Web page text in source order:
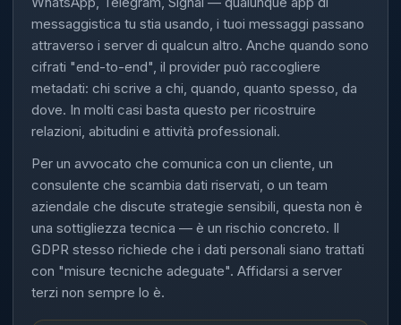
messaggistica tu stia usando, i tuoi messaggi passano
attraverso i server di qualcun altro. Anche quando sono
cifrati "end-to-end", il provider può raccogliere
metadati: chi scrive a chi, quando, quanto spesso, da
dove. In molti casi basta questo per ricostruire
relazioni, abitudini e attività professionali.
Per un avvocato che comunica con un cliente, un
consulente che scambia dati riservati, o un team
aziendale che discute strategie sensibili, questa non è
una sottigliezza tecnica — è un rischio concreto. Il
GDPR stesso richiede che i dati personali siano trattati
con "misure tecniche adeguate". Affidarsi a server
terzi non sempre lo è.